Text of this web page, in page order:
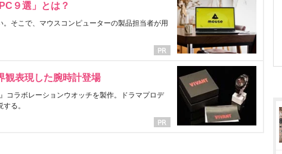
９選」とは？
そこで、マウスコンピューターの製品担当者が用
観表現した腕時計登場
コラボレーションウオッチを製作。ドラマプロデ
る。